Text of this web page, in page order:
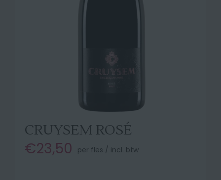
CRUYSEM ROSÉ
€23,50 per fles / incl. btw